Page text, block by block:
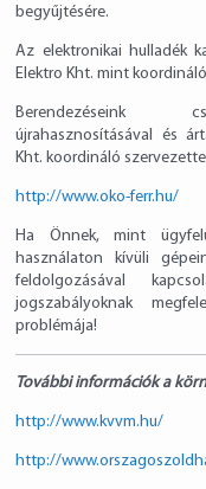
begyűjtésére.
Az elektronikai hulladék
Elektro Kht. mint
Berendezéseink
újrahasznosításával és
Kht. koordináló
http://www.oko-ferr.hu/
Ha Önnek, mint
használaton kívüli
feldolgozásával
jogszabályoknak
problémája!
További információk a
http://www.kvvm.hu/
http://